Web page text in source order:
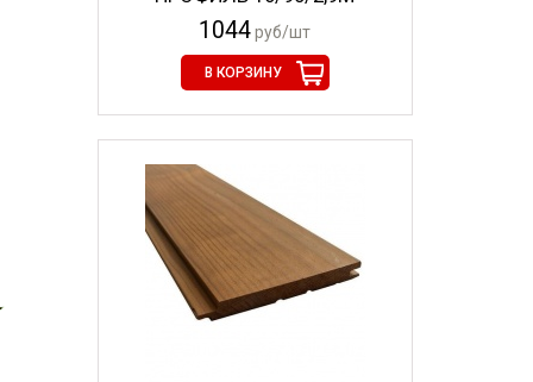
1044руб/шт
В КОРЗИНУ